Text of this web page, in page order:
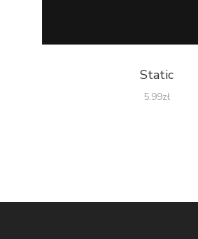
Static
5.99zł